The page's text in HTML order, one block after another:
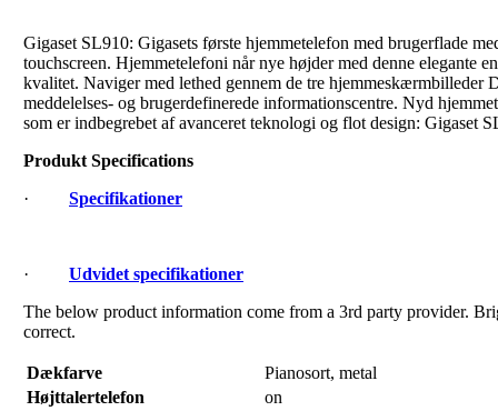
Gigaset SL910: Gigasets første hjemmetelefon med brugerflade
touchscreen. Hjemmetelefoni når nye højder med denne elegante
kvalitet. Naviger med lethed gennem de tre
meddelelses- og brugerdefinerede informationscentre. Nyd
som er indbegrebet af avanceret teknologi og flot design: Gigaset
Produkt Specifications
· Specifikationer
· Udvidet specifikationer
The below product information come from a 3rd party provider.
correct.
Dækfarve
Pianosort, metal
Højttalertelefon
on